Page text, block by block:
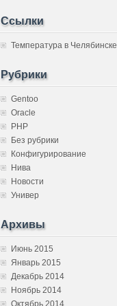
Ссылки
Температура в Челябинске
Рубрики
Gentoo
Oracle
PHP
Без рубрики
Конфигурирование
Нива
Новости
Универ
Архивы
Июнь 2015
Январь 2015
Декабрь 2014
Ноябрь 2014
Октябрь 2014